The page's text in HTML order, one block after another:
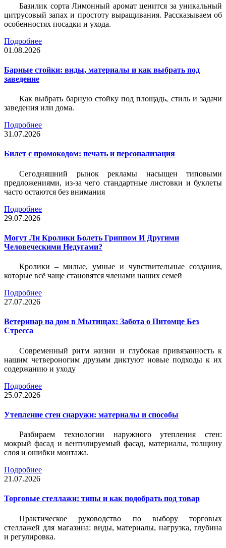
Базилик сорта Лимонный аромат ценится за уникальный
цитрусовый запах и простоту выращивания. Рассказываем об
особенностях посадки и ухода.
Подробнее
01.08.2026
Барные стойки: виды, материалы и как выбрать под
заведение
Как выбрать барную стойку под площадь, стиль и задачи
заведения или дома.
Подробнее
31.07.2026
Билет c промокодом: печать и персонализация
Сегодняшний рынок рекламы насыщен типовыми
предложениями, из-за чего стандартные листовки и буклеты
часто остаются без внимания
Подробнее
29.07.2026
Могут Ли Кролики Болеть Гриппом И Другими
Человеческими Недугами?
Кролики – милые, умные и чувствительные создания,
которые всё чаще становятся членами наших семей
Подробнее
27.07.2026
Ветеринар на дом в Мытищах: Забота о Питомце Без
Стресса
Современный ритм жизни и глубокая привязанность к
нашим четвероногим друзьям диктуют новые подходы к их
содержанию и уходу
Подробнее
25.07.2026
Утепление стен снаружи: материалы и способы
Разбираем технологии наружного утепления стен:
мокрый фасад и вентилируемый фасад, материалы, толщину
слоя и ошибки монтажа.
Подробнее
21.07.2026
Торговые стеллажи: типы и как подобрать под товар
Практическое руководство по выбору торговых
стеллажей для магазина: виды, материалы, нагрузка, глубина
и регулировка.